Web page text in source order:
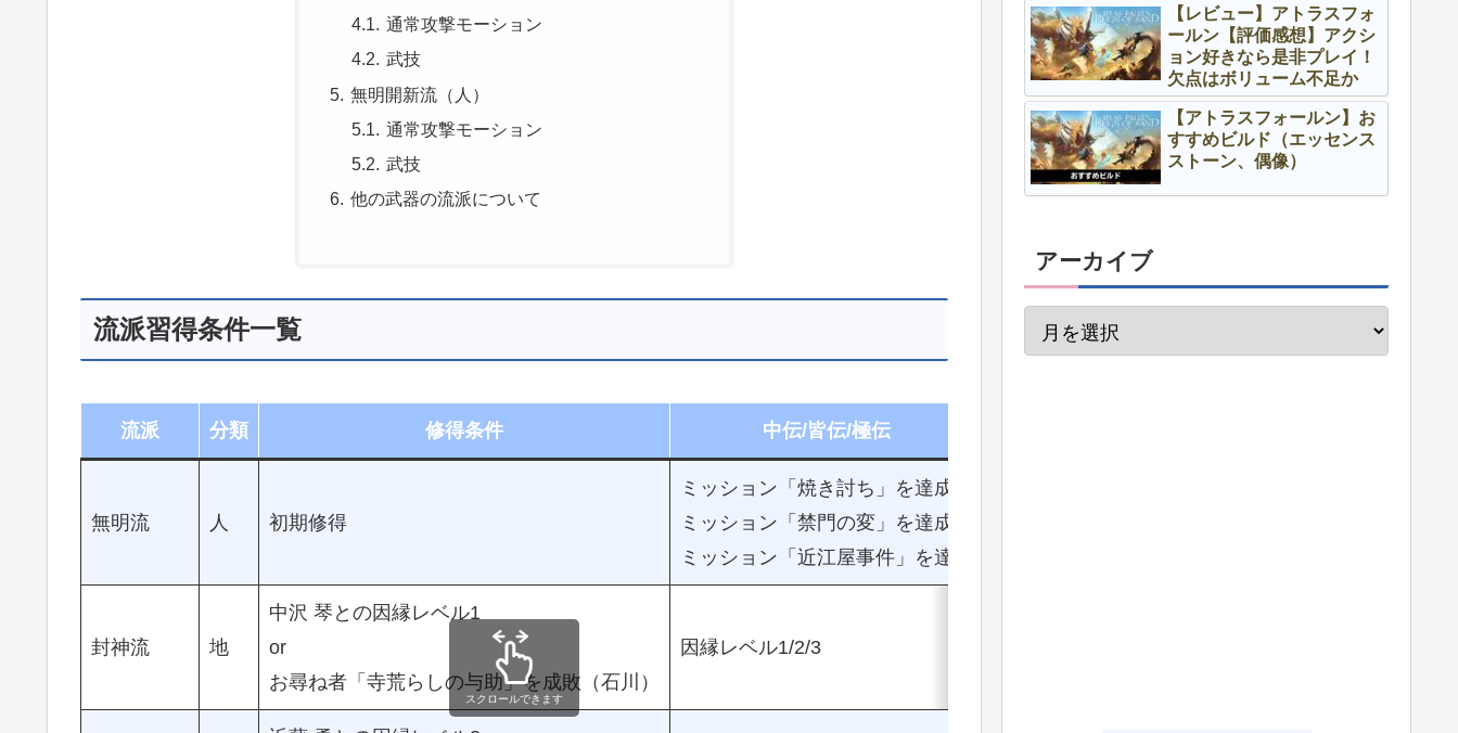
通常攻撃モーション
武技
無明開新流（人）
通常攻撃モーション
武技
他の武器の流派について
流派習得条件一覧
流派 分類 修得条件 中伝/皆伝/極伝
無明流 人 初期修得
ミッション「焼き討ち」を達成/
ミッション「禁門の変」を達成/
ミッション「近江屋事件」を達成
封神流 地
中沢 琴との因縁レベル1
or
お尋ね者「寺荒らしの与助」を成敗（石川）
因縁レベル1/2/3
スクロールできます
【レビュー】アトラスフォ
ールン【評価感想】アクシ
ョン好きなら是非プレイ！
欠点はボリューム不足か
【アトラスフォールン】お
すすめビルド（エッセンス
ストーン、偶像）
アーカイブ